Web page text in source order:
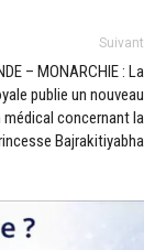
Suivant
– MONARCHIE : La
publie un nouveau
médical concernant la
Bajrakitiyabha